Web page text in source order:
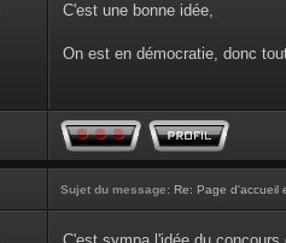
C'est une bonne idée,
On est en démocratie, donc
Sujet du message: Re: Page d'accueil